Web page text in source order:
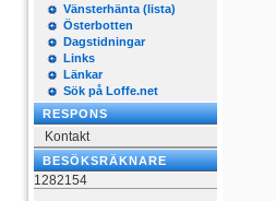
Vänsterhänta (lista)
Österbotten
Dagstidningar
Links
Länkar
Sök på Loffe.net
RESPONS
Kontakt
BESÖKSRÄKNARE
1282154